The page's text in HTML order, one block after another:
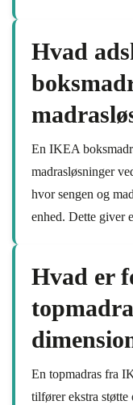
Hvad
En IKEA
madrasløsninger
hvor sengen og
enhed. Dette giver
Hvad er
En topmadras fra
tilfører ekstra